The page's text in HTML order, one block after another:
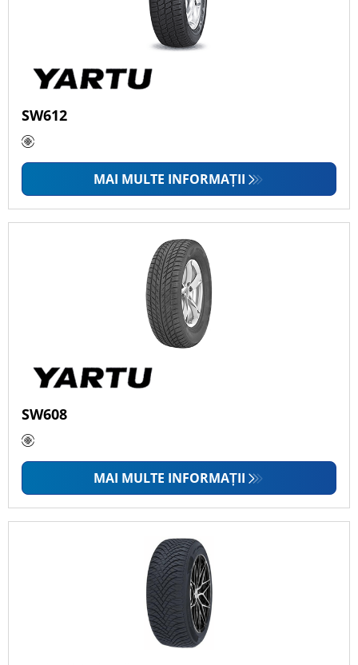
Anvelopele Yartu au un raport
calitate-preț bun?
Pot folosi anvelopele Yartu pe
tot parcursul anului?
Cum aleg anvelope de
dimensiune potrivită mașinii
mele?
Cât timp rezistă anvelopele
Anvelopele Yartu sunt potrivite
Anvelopele Yartu afectează
combustibil?
SW612
MAI MULTE INFORMAȚII
SW608
MAI MULTE INFORMAȚII